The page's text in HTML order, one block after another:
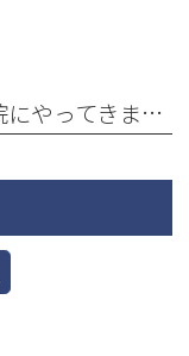
最新EMS（エアーフロー）が当院にやってきました！